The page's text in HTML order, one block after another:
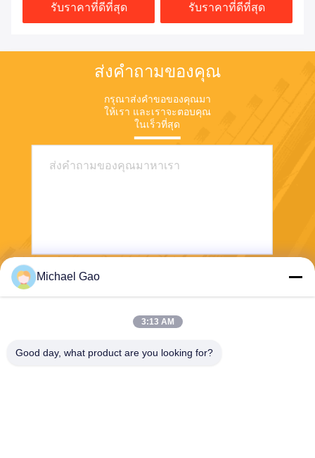
รับราคาที่ดีที่สุด รับราคาที่ดีที่สุด
ส่งคำถามของคุณ
กรุณาส่งคําขอของคุณมา
ให้เรา และเราจะตอบคุณ
ในเร็วที่สุด
Michael Gao
3:13 AM
Good day, what product are you looking for?